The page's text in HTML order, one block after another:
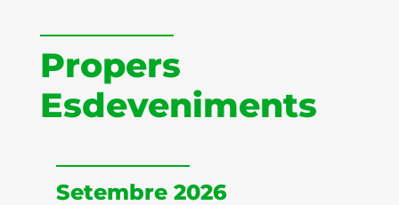
Propers
Esdeveniments
Setembre 2026